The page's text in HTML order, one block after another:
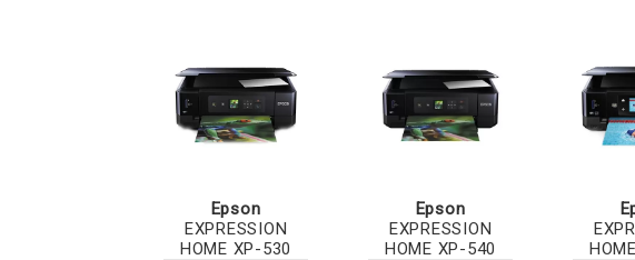
Epson
EXPRESSION
HOME XP-530
Epson
EXPRESSION
HOME XP-540